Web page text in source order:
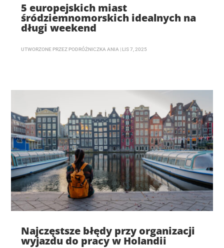
5 europejskich miast
śródziemnomorskich idealnych na
długi weekend
UTWORZONE PRZEZ PODRÓŻNICZKA ANIA | LIS 7, 2025
Najczęstsze błędy przy organizacji
wyjazdu do pracy w Holandii